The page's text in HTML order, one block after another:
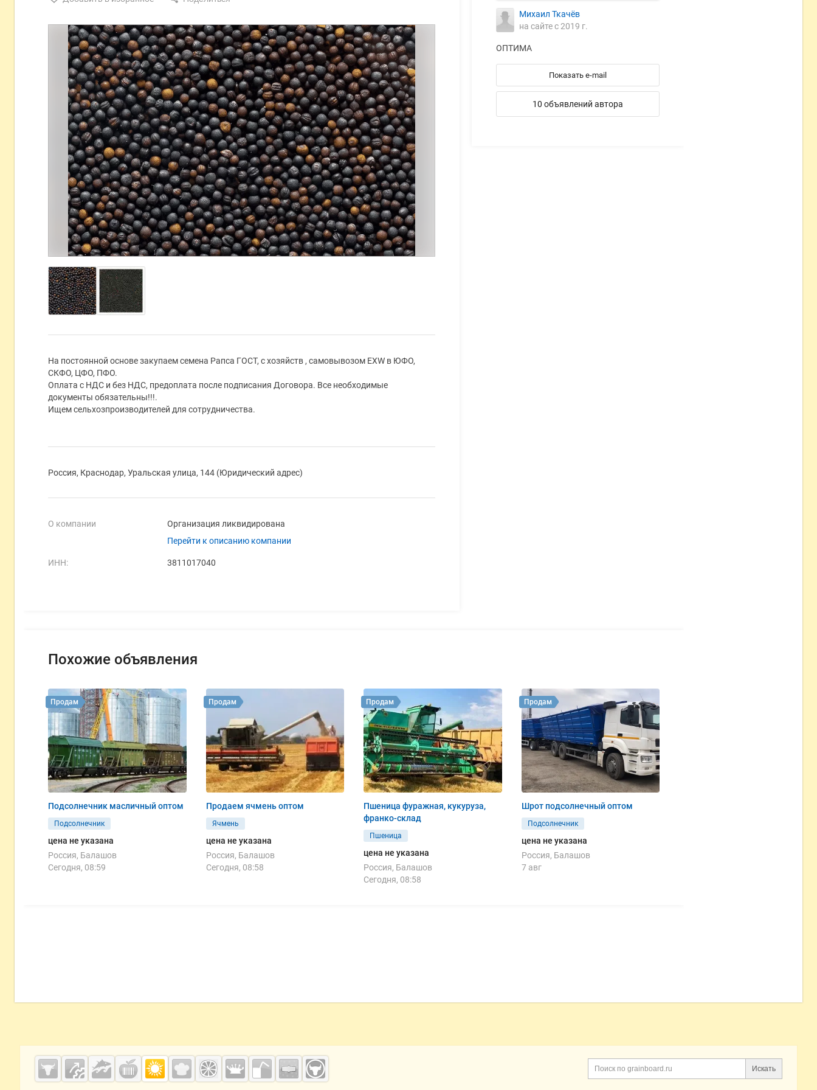
На постоянной основе закупаем семена Рапса ГОСТ, с хозяйств , самовывозом EXW в ЮФО,
СКФО, ЦФО, ПФО.
Оплата с НДС и без НДС, предоплата после подписания Договора. Все необходимые
документы обязательны!!!.
Ищем сельхозпроизводителей для сотрудничества.
Россия, Краснодар, Уральская улица, 144 (Юридический адрес)
О компании
Организация ликвидирована
Перейти к описанию компании
ИНН: 3811017040
Михаил Ткачёв
на сайте с 2019 г.
ОПТИМА
Показать e-mail
10 объявлений автора
Похожие объявления
Подсолнечник масличный оптом
Подсолнечник
цена не указана
Россия, Балашов
Сегодня, 08:59
Продам
Продаем ячмень оптом
Ячмень
цена не указана
Россия, Балашов
Сегодня, 08:58
Продам
Пшеница фуражная, кукуруза,
франко-склад
Пшеница
цена не указана
Россия, Балашов
Сегодня, 08:58
Продам
Шрот подсолнечный оптом
Подсолнечник
цена не указана
Россия, Балашов
7 авг
Продам
Дополнительная информация
Искать
Cсылки на полезные проекты
Grainboard.ru